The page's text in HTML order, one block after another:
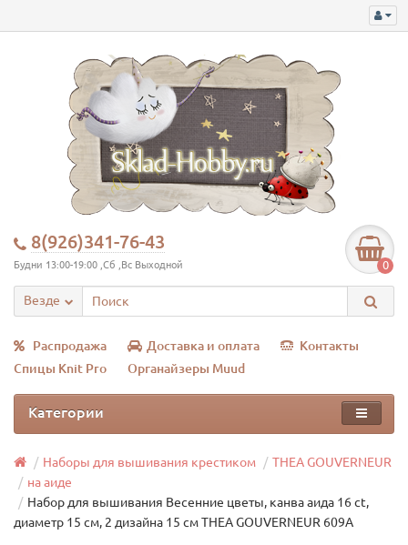
8(926)341-76-43
Будни 13:00-19:00 ,Сб ,Вс Выходной 0
Везде
Распродажа Доставка и оплата
Контакты
Спицы Knit Pro
Органайзеры Muud
Категории
Наборы для вышивания крестиком
THEA GOUVERNEUR
на аиде
Набор для вышивания Весенние цветы, канва аида 16 ct,
диаметр 15 см, 2 дизайна 15 см THEA GOUVERNEUR 609A